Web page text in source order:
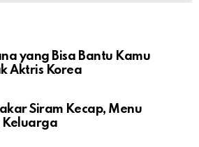
yang Bisa Bantu Kamu
Aktris Korea
Siram Kecap, Menu
Keluarga